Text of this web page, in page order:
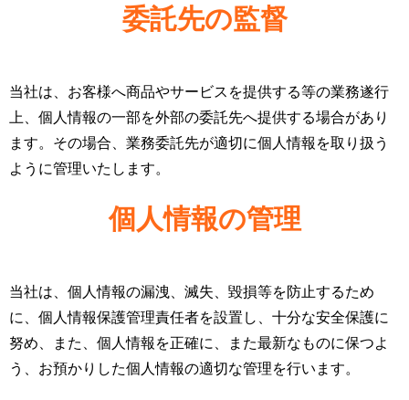
委託先の監督
当社は、お客様へ商品やサービスを提供する等の業務遂行
上、個人情報の一部を外部の委託先へ提供する場合があり
ます。その場合、業務委託先が適切に個人情報を取り扱う
ように管理いたします。
個人情報の管理
当社は、個人情報の漏洩、滅失、毀損等を防止するため
に、個人情報保護管理責任者を設置し、十分な安全保護に
努め、また、個人情報を正確に、また最新なものに保つよ
う、お預かりした個人情報の適切な管理を行います。